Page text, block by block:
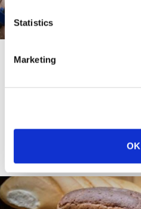
Statistics
Marketing
OK
Futtermittel
Gesamtzucker wird
Mischfutterherstellung
Direktverfütterung